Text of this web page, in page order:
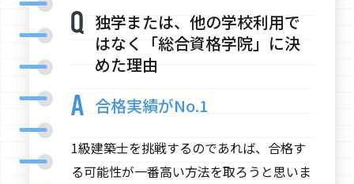
独学または、他の学校利用で
はなく「総合資格学院」に決
めた理由
合格実績がNo.1
1級建築士を挑戦するのであれば、合格す
る可能性が一番高い方法を取ろうと思いま